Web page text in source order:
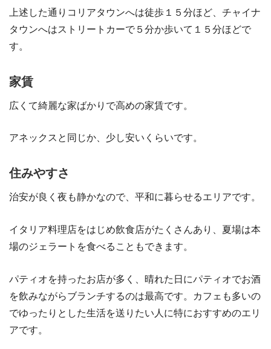
上述した通りコリアタウンへは徒歩１５分ほど、チャイナ
タウンへはストリートカーで５分か歩いて１５分ほどで
す。
家賃
広くて綺麗な家ばかりで高めの家賃です。
アネックスと同じか、少し安いくらいです。
住みやすさ
治安が良く夜も静かなので、平和に暮らせるエリアです。
イタリア料理店をはじめ飲食店がたくさんあり、夏場は本
場のジェラートを食べることもできます。
パティオを持ったお店が多く、晴れた日にパティオでお酒
を飲みながらブランチするのは最高です。カフェも多いの
でゆったりとした生活を送りたい人に特におすすめのエリ
アです。